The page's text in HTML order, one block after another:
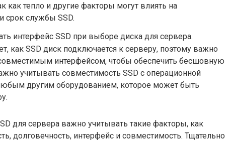
как тепло и другие факторы могут влиять на
срок службы SSD.
интерфейс SSD при выборе диска для сервера.
как SSD диск подключается к серверу, поэтому важно
интерфейсом, чтобы обеспечить бесшовную
учитывать совместимость SSD с операционной
другим оборудованием, которое может быть
для сервера важно учитывать такие факторы, как
долговечность, интерфейс и совместимость. Тщательно